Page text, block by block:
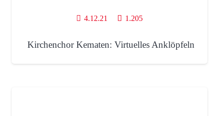
4.12.21 1.205
Kirchenchor Kematen: Virtuelles Anklöpfeln